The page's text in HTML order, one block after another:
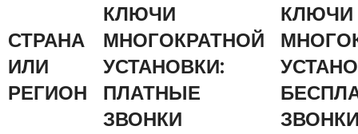
СТРАНА
ИЛИ
РЕГИОН
КЛЮЧИ
МНОГОКРАТНОЙ
УСТАНОВКИ:
ПЛАТНЫЕ
ЗВОНКИ
КЛЮЧИ